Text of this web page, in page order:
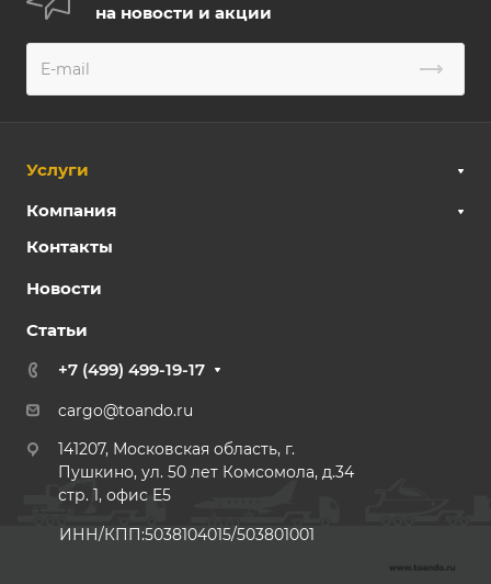
на новости и акции
Услуги
Компания
Контакты
Новости
Статьи
+7 (499) 499-19-17
cargo@toando.ru
141207, Московская область, г.
Пушкино, ул. 50 лет Комсомола, д.34
стр. 1, офис E5
ИНН/КПП:5038104015/503801001